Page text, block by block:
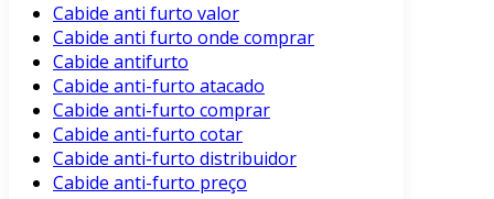
Cabide anti furto valor
Cabide anti furto onde comprar
Cabide antifurto
Cabide anti-furto atacado
Cabide anti-furto comprar
Cabide anti-furto cotar
Cabide anti-furto distribuidor
Cabide anti-furto preço